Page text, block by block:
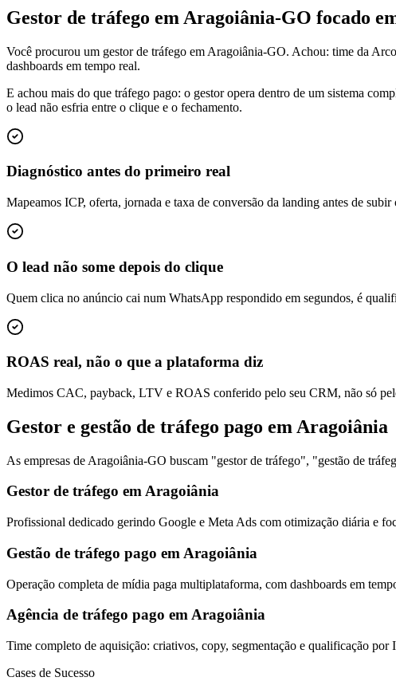
Gestor de tráfego em Aragoiânia-GO focado
Você procurou um gestor de tráfego em Aragoiânia-GO. Achou: time da
dashboards em tempo real.
E achou mais do que tráfego pago: o gestor opera dentro de um sistema
o lead não esfria entre o clique e o fechamento.
Diagnóstico antes do primeiro real
Mapeamos ICP, oferta, jornada e taxa de conversão da landing antes de
O lead não some depois do clique
Quem clica no anúncio cai num WhatsApp respondido em segundos, é
ROAS real, não o que a plataforma diz
Medimos CAC, payback, LTV e ROAS conferido pelo seu CRM, não só
Gestor e gestão de tráfego pago em Aragoiânia
As empresas de Aragoiânia-GO buscam "gestor de tráfego", "gestão de
Gestor de tráfego em Aragoiânia
Profissional dedicado gerindo Google e Meta Ads com otimização diária e
Gestão de tráfego pago em Aragoiânia
Operação completa de mídia paga multiplataforma, com dashboards em
Agência de tráfego pago em Aragoiânia
Time completo de aquisição: criativos, copy, segmentação e qualificação
Cases de Sucesso